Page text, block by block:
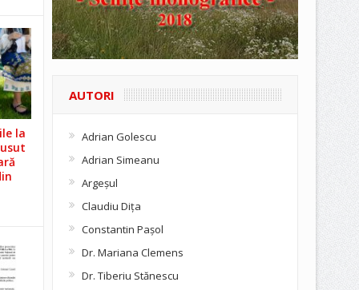
la
AUTORI
Adrian Golescu
Adrian Simeanu
Argeşul
Claudiu Diţa
Constantin Pașol
Dr. Mariana Clemens
Dr. Tiberiu Stănescu